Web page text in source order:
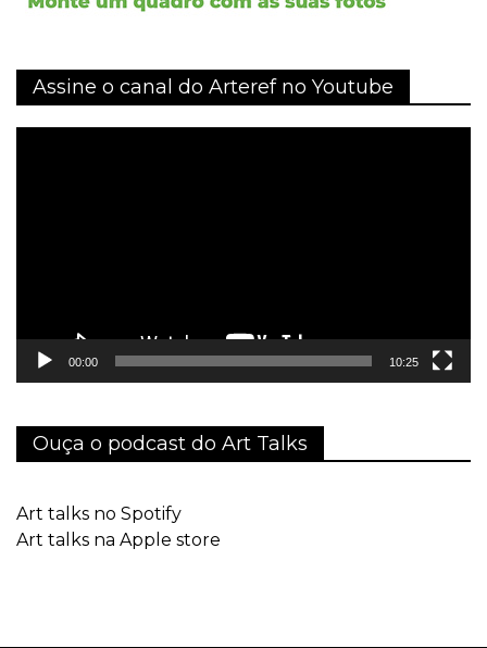
Assine o canal do Arteref no Youtube
00:00 10:25
Ouça o podcast do Art Talks
Art talks no Spotify
Art talks na Apple store